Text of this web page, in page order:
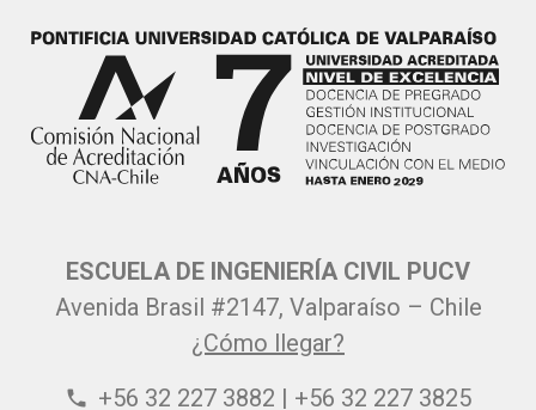
ESCUELA DE INGENIERÍA CIVIL PUCV
Avenida Brasil #2147, Valparaíso – Chile
¿Cómo llegar?
phone +56 32 227 3882 | +56 32 227 3825